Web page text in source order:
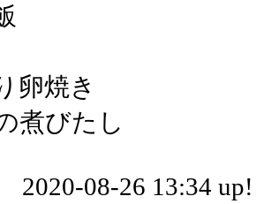
卵焼き
煮びたし
2020-08-26 13:34 up!